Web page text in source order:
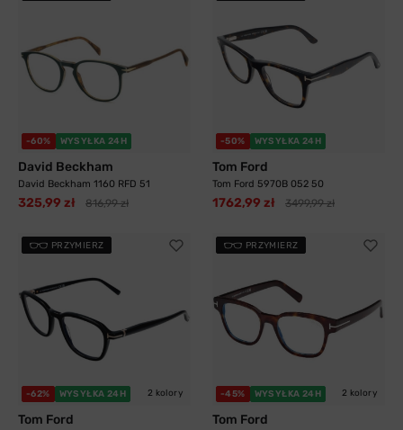
-60% WYSYŁKA 24H
David Beckham
David Beckham 1160 RFD 51
325,99 zł 816,99 zł
-50% WYSYŁKA 24H
Tom Ford
Tom Ford 5970B 052 50
1762,99 zł 3499,99 zł
PRZYMIERZ
-62% WYSYŁKA 24H 2 kolory
Tom Ford
PRZYMIERZ
-45% WYSYŁKA 24H 2 kolory
Tom Ford